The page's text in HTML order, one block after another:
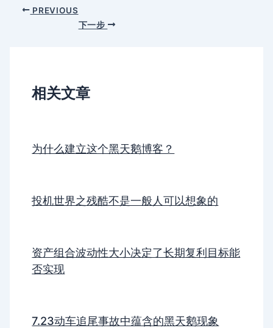
PREVIOUS
下一步
相关文章
为什么建立这个黑天鹅博客？
投机世界之残酷不是一般人可以想象的
资产组合波动性大小决定了长期复利目标能
否实现
7.23动车追尾事故中蕴含的黑天鹅现象